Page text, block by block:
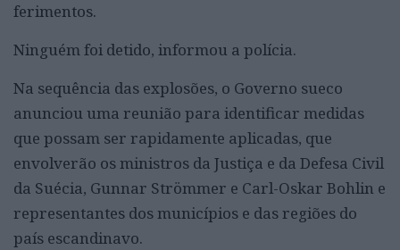
ferimentos.
Ninguém foi detido, informou a polícia.
Na sequência das explosões, o Governo sueco
anunciou uma reunião para identificar medidas
que possam ser rapidamente aplicadas, que
envolverão os ministros da Justiça e da Defesa Civil
da Suécia, Gunnar Strömmer e Carl-Oskar Bohlin e
representantes dos municípios e das regiões do
país escandinavo.